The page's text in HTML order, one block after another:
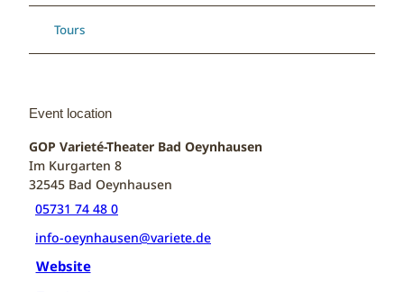
Tours
Event location
GOP Varieté-Theater Bad Oeynhausen
Im Kurgarten 8
32545 Bad Oeynhausen
05731 74 48 0
info-oeynhausen@variete.de
Website